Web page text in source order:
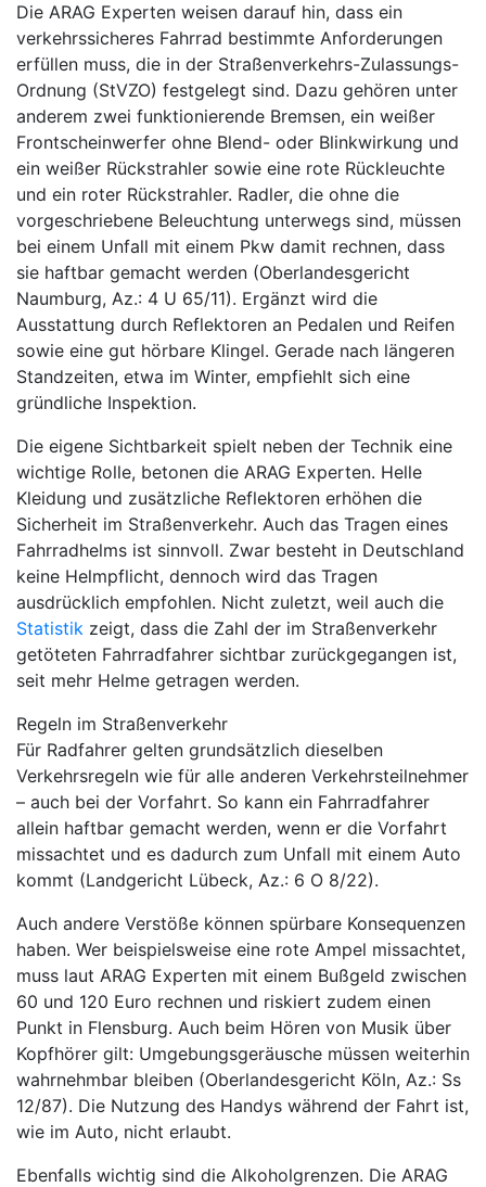
Die ARAG Experten weisen darauf hin, dass ein
verkehrssicheres Fahrrad bestimmte Anforderungen
erfüllen muss, die in der Straßenverkehrs-Zulassungs-
Ordnung (StVZO) festgelegt sind. Dazu gehören unter
anderem zwei funktionierende Bremsen, ein weißer
Frontscheinwerfer ohne Blend- oder Blinkwirkung und
ein weißer Rückstrahler sowie eine rote Rückleuchte
und ein roter Rückstrahler. Radler, die ohne die
vorgeschriebene Beleuchtung unterwegs sind, müssen
bei einem Unfall mit einem Pkw damit rechnen, dass
sie haftbar gemacht werden (Oberlandesgericht
Naumburg, Az.: 4 U 65/11). Ergänzt wird die
Ausstattung durch Reflektoren an Pedalen und Reifen
sowie eine gut hörbare Klingel. Gerade nach längeren
Standzeiten, etwa im Winter, empfiehlt sich eine
gründliche Inspektion.
Die eigene Sichtbarkeit spielt neben der Technik eine
wichtige Rolle, betonen die ARAG Experten. Helle
Kleidung und zusätzliche Reflektoren erhöhen die
Sicherheit im Straßenverkehr. Auch das Tragen eines
Fahrradhelms ist sinnvoll. Zwar besteht in Deutschland
keine Helmpflicht, dennoch wird das Tragen
ausdrücklich empfohlen. Nicht zuletzt, weil auch die
Statistik zeigt, dass die Zahl der im Straßenverkehr
getöteten Fahrradfahrer sichtbar zurückgegangen ist,
seit mehr Helme getragen werden.
Regeln im Straßenverkehr
Für Radfahrer gelten grundsätzlich dieselben
Verkehrsregeln wie für alle anderen Verkehrsteilnehmer
– auch bei der Vorfahrt. So kann ein Fahrradfahrer
allein haftbar gemacht werden, wenn er die Vorfahrt
missachtet und es dadurch zum Unfall mit einem Auto
kommt (Landgericht Lübeck, Az.: 6 O 8/22).
Auch andere Verstöße können spürbare Konsequenzen
haben. Wer beispielsweise eine rote Ampel missachtet,
muss laut ARAG Experten mit einem Bußgeld zwischen
60 und 120 Euro rechnen und riskiert zudem einen
Punkt in Flensburg. Auch beim Hören von Musik über
Kopfhörer gilt: Umgebungsgeräusche müssen weiterhin
wahrnehmbar bleiben (Oberlandesgericht Köln, Az.: Ss
12/87). Die Nutzung des Handys während der Fahrt ist,
wie im Auto, nicht erlaubt.
Ebenfalls wichtig sind die Alkoholgrenzen. Die ARAG